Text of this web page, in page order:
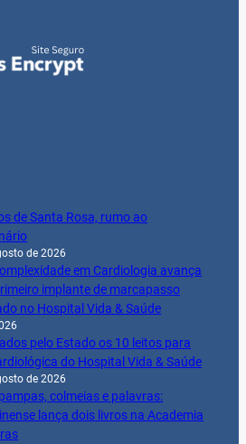
de Santa Rosa, rumo ao
de 2026
em Cardiologia avança
implante de marcapasso
no Hospital Vida & Saúde
pelo Estado os 10 leitos para
do Hospital Vida & Saúde
de 2026
colmeias e palavras:
lança dois livros na Academia